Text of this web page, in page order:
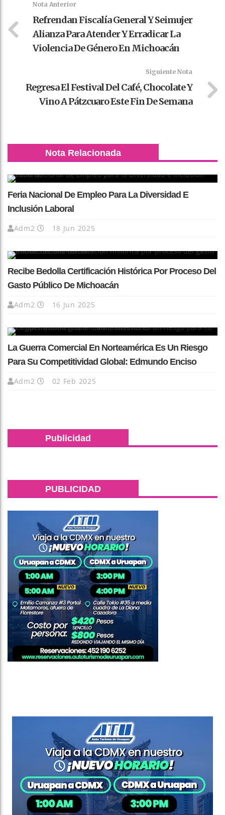
Nota Anterior
Refrendan Fiscalía General Y Seimujer
Alianza Para Atender Y Erradicar La
Violencia De Género En Michoacán
Siguiente Nota
Regresa El Festival Del Café, Chocolate Y
Vino A Pátzcuaro Este Fin De Semana
Nota Relacionada
Feria Nacional De Empleo Para La Diversidad E
Inclusión Laboral
Adm2 18 Jun 2025
Recibe Bedolla Certificación Histórica Por Proceso Del
Gasto Público De Michoacán
Adm2 16 Jun 2025
La Guerra Comercial En Norteamérica Es Un Riesgo
Para Su Competitividad Global: Edmundo Enciso
Adm2 02 Feb 2025
Publicidad
PUBLICIDAD